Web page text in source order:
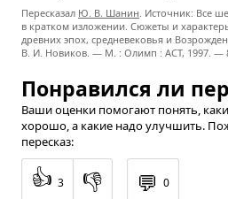
Пересказал Ю. В. Шанин. Источник: Все
в кратком изложении. Сюжеты и
древних эпох, средневековья и
В. И. Новиков. — М. : Олимп : ACT, 1997. —
Понравился ли
Ваши оценки помогают понять,
хорошо, а какие надо улучшить.
пересказ:
👍 3 👎 💬 0